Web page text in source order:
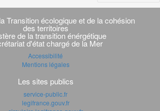
Transition écologique et de la cohésion
des territoires
de la transition énérgétique
d'état chargé de la Mer
Accessibilité
Mentions légales
Les sites publics
service-public.fr
legifrance.gouv.fr